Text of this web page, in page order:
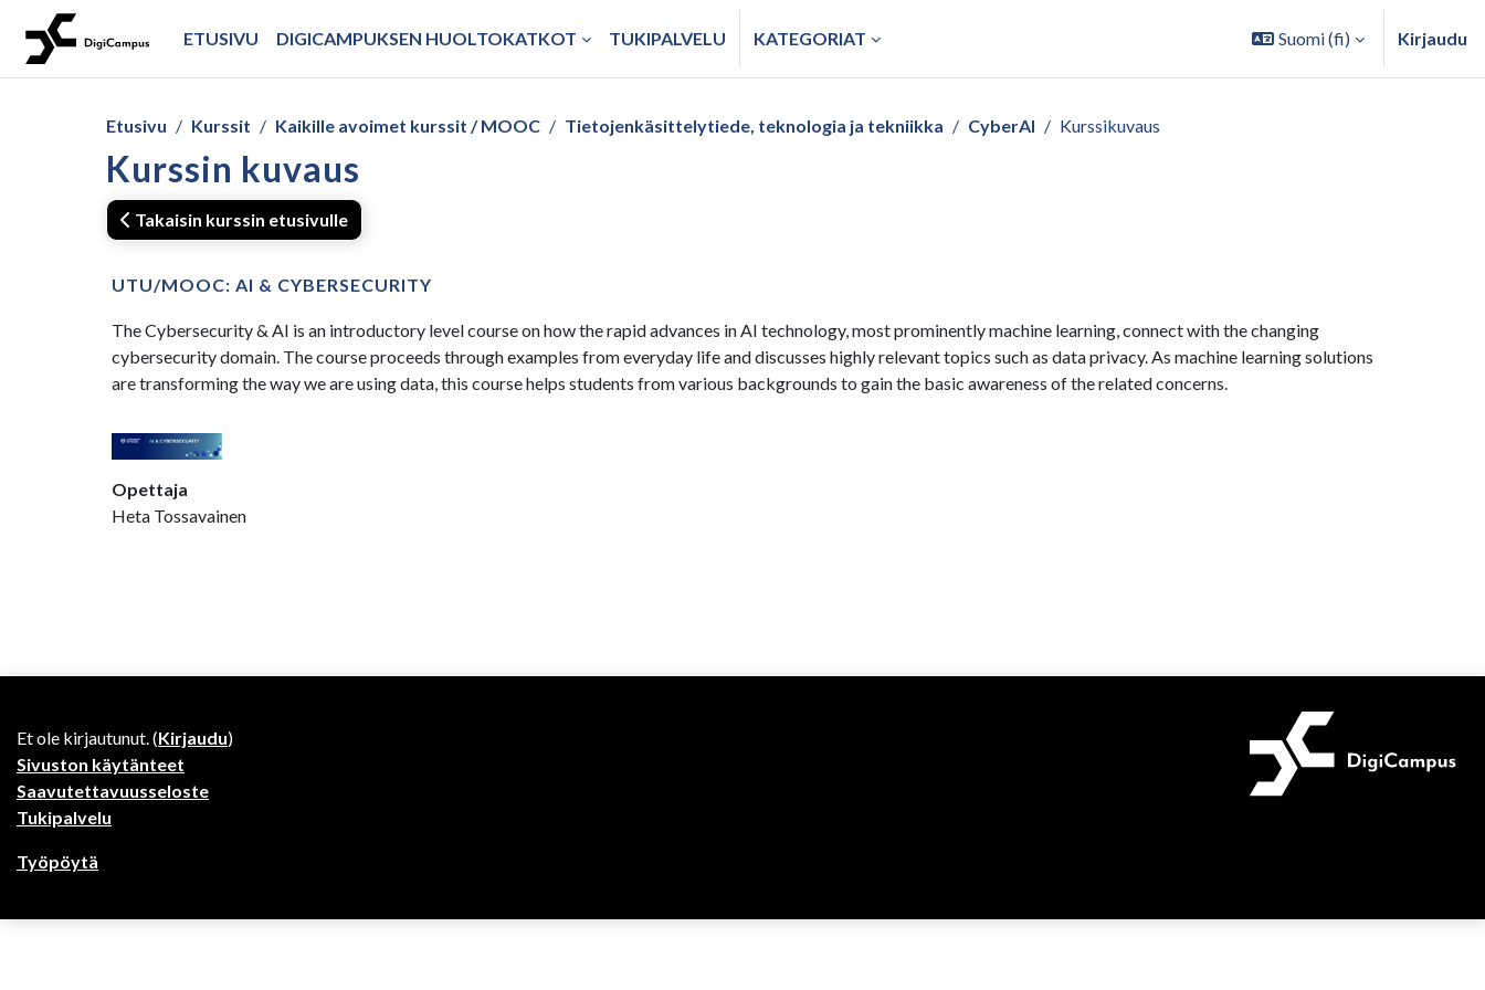
Siirry pääsisältöön
ETUSIVU
DIGICAMPUKSEN HUOLTOKATKOT TUKIPALVELU KATEGORIAT Suomi ‎(fi)‎ Kirjaudu
Etusivu Kurssit Kaikille avoimet kurssit / MOOC Tietojenkäsittelytiede, teknologia ja tekniikka CyberAI Kurssikuvaus
Kurssin kuvaus
Takaisin kurssin etusivulle
UTU/MOOC: AI & CYBERSECURITY
The Cybersecurity & AI is an introductory level course on how the rapid advances in AI technology, most prominently machine learning, connect with the changing
cybersecurity domain. The course proceeds through examples from everyday life and discusses highly relevant topics such as data privacy. As machine learning solutions
are transforming the way we are using data, this course helps students from various backgrounds to gain the basic awareness of the related concerns.
Opettaja
Heta Tossavainen
Et ole kirjautunut. (Kirjaudu)
Sivuston käytänteet
Saavutettavuusseloste
Tukipalvelu
Työpöytä